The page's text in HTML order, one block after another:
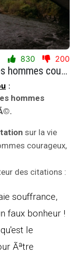
830 200
Rien n'est Ã©ternel sauf, chez les hommes courageux, le goÃ»t de la libertÃ©.
:
hommes
sur la vie
courageux,
des citations :
souffrance,
faux bonheur !
le
Ãªtre